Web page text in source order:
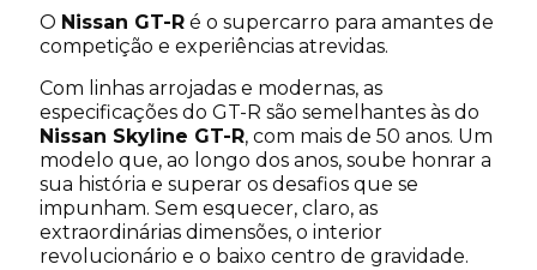
O Nissan GT-Ré o supercarro para amantes de
competição e experiências atrevidas.
Com linhas arrojadas e modernas, as
especificações do GT-R são semelhantes às do
Nissan Skyline GT-R, com mais de 50 anos. Um
modelo que, ao longo dos anos, soube honrar a
sua história e superar os desafios que se
impunham. Sem esquecer, claro, as
extraordinárias dimensões, o interior
revolucionário e o baixo centro de gravidade.